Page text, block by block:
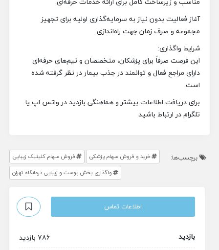
آغاز فعالیت بدون نیاز به سرمایه‌گذاری اولیه برای تجهیز
مجموعه و صرف زمان جهت راه‌اندازی.
شرایط واگذاری:
این فرصت صرفاً برای پزشکان، متخصصان و تیم‌های حرفه‌ای
دارای مراجع فعال و توانمند در جذب بیمار در نظر گرفته شده
است.
برای دریافت اطلاعات بیشتر و هماهنگی بازدید در واتس اپ یا
تلگرام در ارتباط باشید
برچسب‌ها: خرید و فروش سهام پزشکی
فروش سهام کلینیک زیبایی
واگذاری بخش پوست و زیبایی درمانگاه تهران
اطلاعات تماس
بازدید
786 بازدید